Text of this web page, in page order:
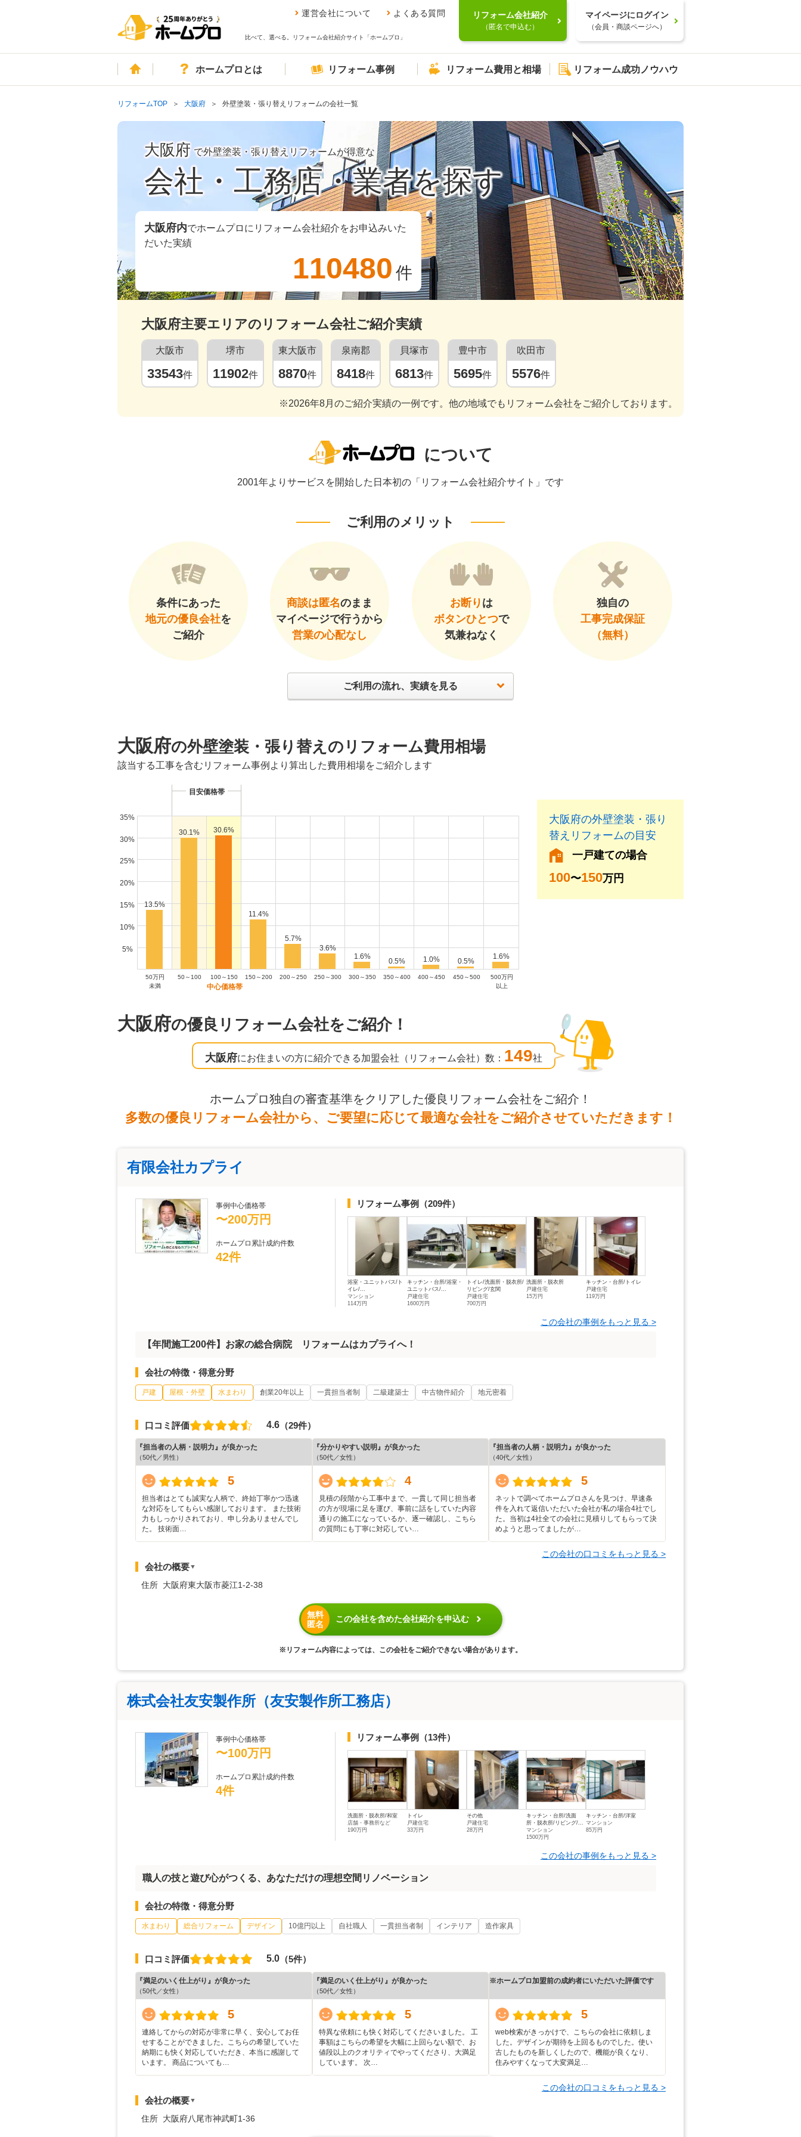
運営会社について よくある質問
比べて、選べる。リフォーム会社紹介サイト「ホームプロ」
リフォーム会社紹介
（匿名で申込む）
マイページにログイン
（会員・商談ページへ）
ホームホームプロとは リフォーム事例 リフォーム費用と相場 リフォーム成功ノウハウ
リフォームTOP 大阪府 外壁塗装・張り替えリフォームの会社一覧
大阪府 で外壁塗装・張り替えリフォームが得意な
会社・工務店・業者を探す
大阪府内でホームプロにリフォーム会社紹介をお申込みいた
だいた実績
110480 件
大阪府主要エリアのリフォーム会社ご紹介実績
大阪市
33543件
堺市
11902件
東大阪市
8870件
泉南郡
8418件
貝塚市
6813件
豊中市
5695件
吹田市
5576件
※2026年8月のご紹介実績の一例です。他の地域でもリフォーム会社をご紹介しております。
について
2001年よりサービスを開始した日本初の「リフォーム会社紹介サイト」です
ご利用のメリット
条件にあった
地元の優良会社を
ご紹介
商談は匿名のまま
マイページで行うから
営業の心配なし
お断り は
ボタンひとつで
気兼ねなく
独自の
工事完成保証
（無料）
ご利用の流れ、実績を見る
大阪府の外壁塗装・張り替えのリフォーム費用相場
該当する工事を含むリフォーム事例より算出した費用相場をご紹介します
目安価格帯
35%
30%
25%
20%
15%
10%
5%
13.5%
30.1% 30.6%
11.4%
5.7%
3.6%
1.6%
0.5% 1.0% 0.5%
1.6%
50万円
未満
50～100 100～150 150～200 200～250 250～300 300～350 350～400 400～450 450～500
500万円
以上
大阪府の外壁塗装・張り
替えリフォームの目安
一戸建ての場合
100〜150万円
大阪府の優良リフォーム会社をご紹介！
大阪府にお住まいの方に紹介できる加盟会社（リフォーム会社）数： 149社
ホームプロ独自の審査基準をクリアした優良リフォーム会社をご紹介！
多数の優良リフォーム会社から、ご要望に応じて最適な会社をご紹介させていただきます！
有限会社カプライ
事例中心価格帯
〜200万円
ホームプロ累計成約件数
42件
リフォーム事例 （209件）
浴室・ユニットバス/ト
イレ/...
マンション
114万円
キッチン・台所/浴室・
ユニットバス/...
戸建住宅
1600万円
トイレ/洗面所・脱衣所/
リビング/玄関
戸建住宅
700万円
洗面所・脱衣所
戸建住宅
15万円
キッチン・台所/トイレ
戸建住宅
119万円
この会社の事例をもっと見る >
【年間施工200件】お家の総合病院 リフォームはカプライへ！
会社の特徴・得意分野
戸建 屋根・外壁 水まわり 創業20年以上 一貫担当者制 二級建築士 中古物件紹介 地元密着
口コミ評価 4.6 （29件）
『担当者の人柄・説明力』が良かった
（50代／男性）
5
担当者はとても誠実な人柄で、終始丁寧かつ迅速
な対応をしてもらい感謝しております。 また技術
力もしっかりされており、申し分ありませんでし
た。 技術面…
『分かりやすい説明』が良かった
（50代／女性）
4
見積の段階から工事中まで、一貫して同じ担当者
の方が現場に足を運び、事前に話をしていた内容
通りの施工になっているか、逐一確認し、こちら
の質問にも丁寧に対応してい…
『担当者の人柄・説明力』が良かった
（40代／女性）
5
ネットで調べてホームプロさんを見つけ、早速条
件を入れて返信いただいた会社が私の場合4社でし
た。当初は4社全ての会社に見積りしてもらって決
めようと思ってましたが…
この会社の口コミをもっと見る >
会社の概要▼
住所 大阪府東大阪市菱江1-2-38
無料
匿名
この会社を含めた会社紹介を申込む
※リフォーム内容によっては、この会社をご紹介できない場合があります。
株式会社友安製作所（友安製作所工務店）
事例中心価格帯
〜100万円
ホームプロ累計成約件数
4件
リフォーム事例 （13件）
洗面所・脱衣所/和室
店舗・事務所など
190万円
トイレ
戸建住宅
33万円
その他
戸建住宅
28万円
キッチン・台所/洗面
所・脱衣所/リビング/...
マンション
1500万円
キッチン・台所/洋室
マンション
85万円
この会社の事例をもっと見る >
職人の技と遊び心がつくる、あなただけの理想空間リノベーション
会社の特徴・得意分野
水まわり 総合リフォーム デザイン 10億円以上 自社職人 一貫担当者制 インテリア 造作家具
口コミ評価 5.0 （5件）
『満足のいく仕上がり』が良かった
（50代／女性）
5
連絡してからの対応が非常に早く、安心してお任
せすることができました。こちらの希望していた
納期にも快く対応していただき、本当に感謝して
います。 商品についても…
『満足のいく仕上がり』が良かった
（50代／女性）
5
特異な依頼にも快く対応してくださいました。 工
事額はこちらの希望を大幅に上回らない額で、お
値段以上のクオリティでやってくださり、大満足
しています。 次…
※ホームプロ加盟前の成約者にいただいた評価です
5
web検索がきっかけで、こちらの会社に依頼しま
した。デザインが期待を上回るものでした。使い
古したものを新しくしたので、機能が良くなり、
住みやすくなって大変満足…
この会社の口コミをもっと見る >
会社の概要▼
住所 大阪府八尾市神武町1-36